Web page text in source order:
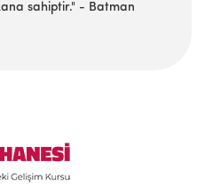
sahiptir." - Batman